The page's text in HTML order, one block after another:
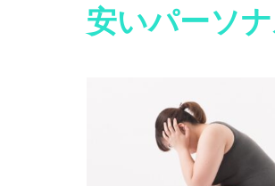
安いパーソ